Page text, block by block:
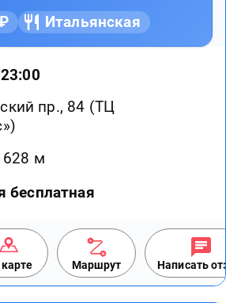
Итальянская
пр., 84 (ТЦ
628 м
бесплатная
Маршрут Написать